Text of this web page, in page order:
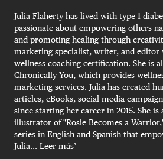
Julia Flaherty has lived with type 1
passionate about empowering others
and promoting healing through
marketing specialist, writer, and editor
wellness coaching certification. She is
Chronically You, which provides
marketing services. Julia has created
articles, eBooks, social media
since starting her career in 2015. She is
illustrator of "Rosie Becomes a
series in English and Spanish that
Julia... Leer más’